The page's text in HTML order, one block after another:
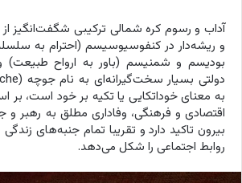
آداب و رسوم کره شمالی ترکیبی شگفت‌انگیز
و ریشه‌دار در کنفوسیوسیسم (احترام به
بودیسم و شمنیسم (باور به ارواح طبیعت)
به معنای خوداتکایی یا تکیه بر خود است، بر
اقتصادی و فرهنگی، وفاداری مطلق به رهبر و
بیرون تاکید دارد و تقریبا تمام جنبه‌های
روابط اجتماعی را شکل می‌دهد.